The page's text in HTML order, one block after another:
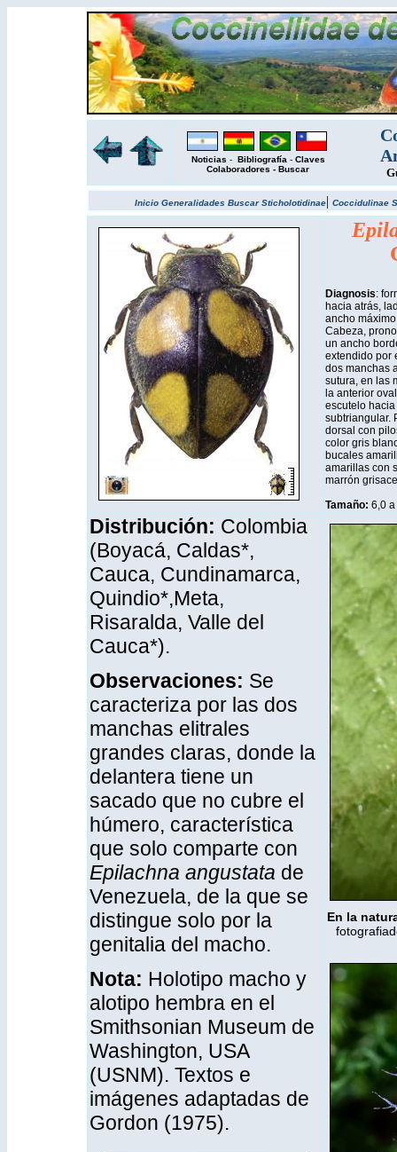
Noticias - Bibliografía - Claves
Colaboradores - Buscar
Inicio Generalidades BuscarSticholotidinae| Coccidulinae
Diagnosis:
hacia atrás,
ancho
Cabeza,
un ancho
extendido por
dos manchas
sutura, en las
la anterior
escutelo
subtriangular.
dorsal con
color gris
bucales
amarillas con
marrón
Tamaño: 6,0 a
Distribución: Colombia
(Boyacá, Caldas*,
Cauca, Cundinamarca,
Quindio*,Meta,
Risaralda, Valle del
Cauca*).
Observaciones: Se
caracteriza por las dos
manchas elitrales
grandes claras, donde la
delantera tiene un
sacado que no cubre el
húmero, característica
que solo comparte con
Epilachna angustata de
Venezuela, de la que se
distingue solo por la
genitalia del macho.
Nota: Holotipo macho y
alotipo hembra en el
Smithsonian Museum de
Washington, USA
(USNM). Textos e
imágenes adaptadas de
Gordon (1975).
En la